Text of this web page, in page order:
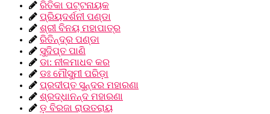
ରିତିକା ପଟ୍ଟନାୟକ
ପ୍ରିୟଦର୍ଶନୀ ପଣ୍ଡା
ଶ୍ରୀ ବିନୟ ମହାପାତ୍ର
ରିତିନ୍ଦ୍ର ପଣ୍ଡା
ସୁଦିପ୍ତ ପାଣି
ଡା: ନୀଳମାଧବ କର
ଡଃ ମୌସୁମୀ ପରିଡ଼ା
ପ୍ରଦୀପ୍ତ ସୁନ୍ଦର ମହାରଣା
ଶ୍ରଦ୍ଧାନନ୍ଦ ମହାରଣା
ଡ଼ ବିରଜା ରାଉତରାୟ